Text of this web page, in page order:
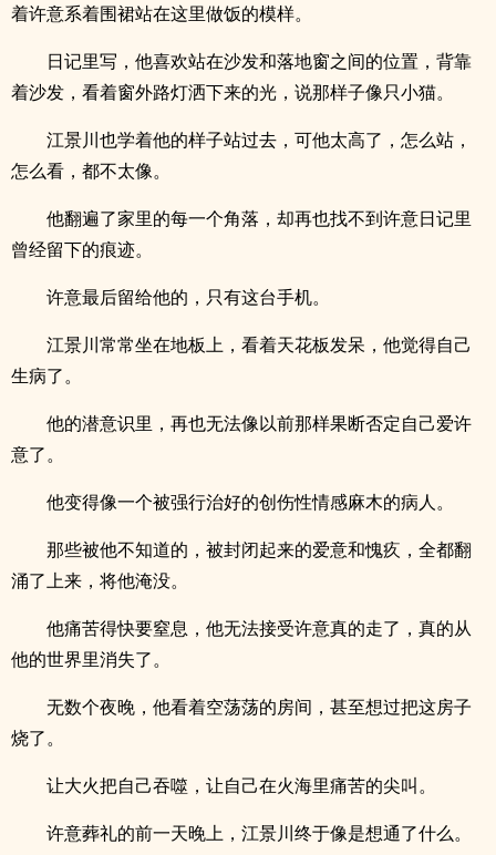
着许意系着围裙站在这里做饭的模样。
日记里写，他喜欢站在沙发和落地窗之间的位置，背靠
着沙发，看着窗外路灯洒下来的光，说那样子像只小猫。
江景川也学着他的样子站过去，可他太高了，怎么站，
怎么看，都不太像。
他翻遍了家里的每一个角落，却再也找不到许意日记里
曾经留下的痕迹。
许意最后留给他的，只有这台手机。
江景川常常坐在地板上，看着天花板发呆，他觉得自己
生病了。
他的潜意识里，再也无法像以前那样果断否定自己爱许
意了。
他变得像一个被强行治好的创伤性情感麻木的病人。
那些被他不知道的，被封闭起来的爱意和愧疚，全都翻
涌了上来，将他淹没。
他痛苦得快要窒息，他无法接受许意真的走了，真的从
他的世界里消失了。
无数个夜晚，他看着空荡荡的房间，甚至想过把这房子
烧了。
让大火把自己吞噬，让自己在火海里痛苦的尖叫。
许意葬礼的前一天晚上，江景川终于像是想通了什么。